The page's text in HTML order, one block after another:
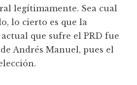
legítimamente. Sea cual
lo cierto es que la
que sufre el PRD fue
Andrés Manuel, pues el